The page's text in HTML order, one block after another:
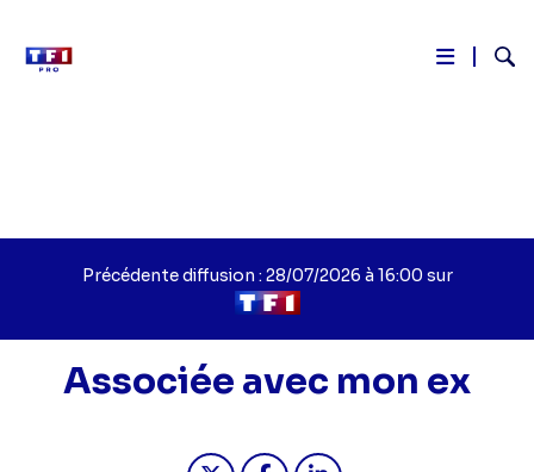
Précédente diffusion : 28/07/2026 à 16:00 sur
Associée avec mon ex
Partager "Associée avec mon ex -
Partager "Associée avec